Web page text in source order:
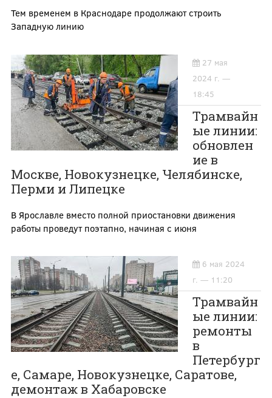
Тем временем в Краснодаре продолжают строить
Западную линию
27 мая
2024 г. —
18:45
Трамвайн
ые линии:
обновлен
ие в
Москве, Новокузнецке, Челябинске,
Перми и Липецке
В Ярославле вместо полной приостановки движения
работы проведут поэтапно, начиная с июня
6 мая 2024
г. — 11:20
Трамвайн
ые линии:
ремонты
в
Петербург
е, Самаре, Новокузнецке, Саратове,
демонтаж в Хабаровске